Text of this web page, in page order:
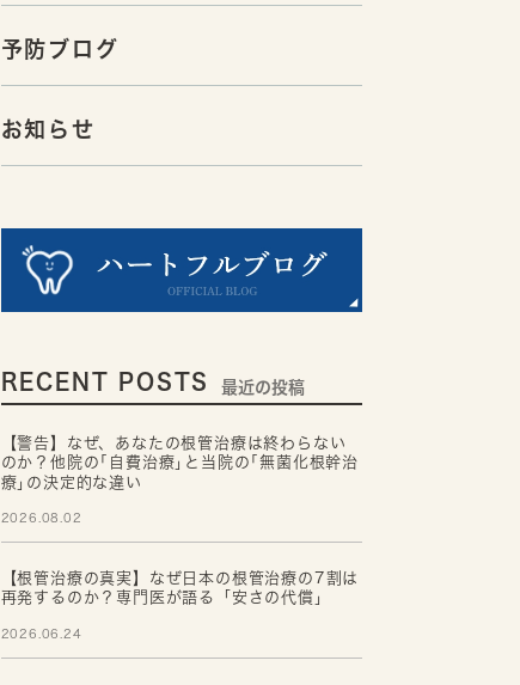
予防ブログ
お知らせ
RECENT POSTS 最近の投稿
【警告】なぜ、あなたの根管治療は終わらない
のか？他院の｢自費治療｣と当院の｢無菌化根幹治
療｣の決定的な違い
2026.08.02
【根管治療の真実】なぜ日本の根管治療の7割は
再発するのか？専門医が語る「安さの代償」
2026.06.24